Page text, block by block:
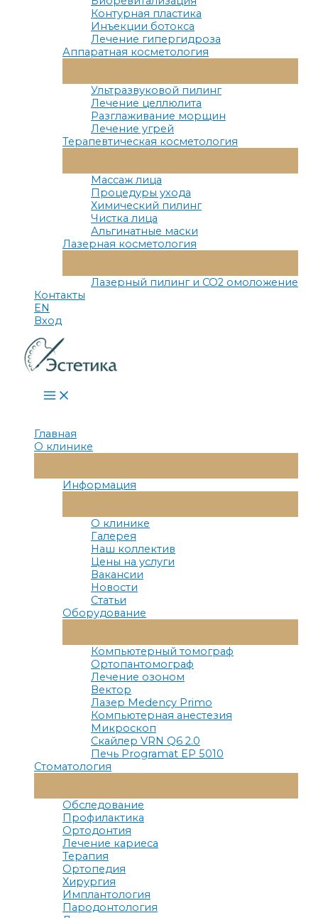
Контурная пластика
Инъекции ботокса
Лечение гипергидроза
Аппаратная косметология
Меню
Ультразвуковой пилинг
Лечение целлюлита
Разглаживание морщин
Лечение угрей
Терапевтическая косметология
Меню
Массаж лица
Процедуры ухода
Химический пилинг
Чистка лица
Альгинатные маски
Лазерная косметология
Меню
Лазерный пилинг и СО2 омоложение
Контакты
EN
Вход
Main
Menu
Главная
О клинике
Меню
Информация
Меню
О клинике
Галерея
Наш коллектив
Цены на услуги
Вакансии
Новости
Статьи
Оборудование
Меню
Компьютерный томограф
Ортопантомограф
Лечение озоном
Вектор
Лазер Medency Primo
Компьютерная анестезия
Микроскоп
Скайлер VRN Q6 2.0
Печь Programat EP 5010
Стоматология
Меню
Обследование
Профилактика
Ортодонтия
Лечение кариеса
Терапия
Ортопедия
Хирургия
Имплантология
Пародонтология